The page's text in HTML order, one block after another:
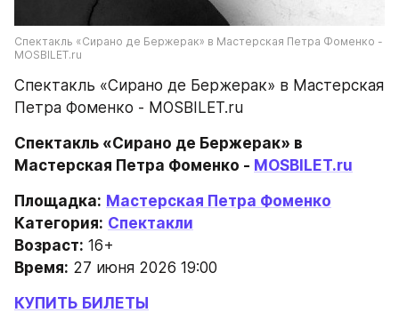
Спектакль «Сирано де Бержерак» в Мастерская Петра Фоменко -
MOSBILET.ru
Спектакль «Сирано де Бержерак» в Мастерская
Петра Фоменко - MOSBILET.ru
Спектакль «Сирано де Бержерак» в
Мастерская Петра Фоменко - MOSBILET.ru
Площадка: Мастерская Петра Фоменко
Категория: Спектакли
Возраст: 16+
Время: 27 июня 2026 19:00
КУПИТЬ БИЛЕТЫ